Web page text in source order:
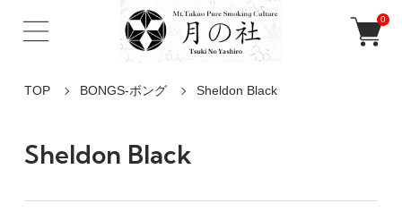
0
TOP BONGS-ボング Sheldon Black
Sheldon Black